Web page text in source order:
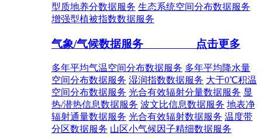
型质地养分数据服务 生态系统空间分布数据服务
增强型植被指数数据服务
气象/气候数据服务 点击更多
多年平均气温空间分布数据服务 多年平均降水量
空间分布数据服务 湿润指数数据服务 大于0℃积温
空间分布数据服务 光合有效辐射分量数据服务 显
热/潜热信息数据服务 波文比信息数据服务 地表净
辐射通量数据服务 光合有效辐射数据服务 温度带
分区数据服务 山区小气候因子精细数据服务